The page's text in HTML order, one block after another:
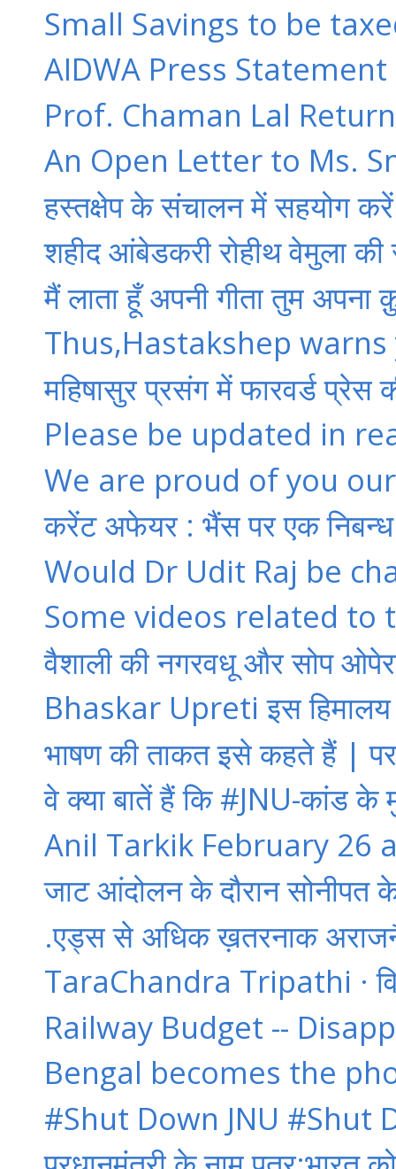
Small Savings to be
AIDWA Press
Prof. Chaman Lal
An Open Letter to Ms.
हस्तक्षेप के संचालन में सहयोग
शहीद आंबेडकरी रोहीथ वेमुला
मैं लाता हूँ अपनी गीता तुम अपना
Thus,Hastakshep
महिषासुर प्रसंग में फारवर्ड
Please be updated in
We are proud of you
करेंट अफेयर : भैंस पर एक
Would Dr Udit Raj be
Some videos related
वैशाली की नगरवधू और सोप
Bhaskar Upreti इस हिमालय
भाषण की ताकत इसे कहते हैं |
वे क्या बातें हैं कि #JNU-कांड के
Anil Tarkik February 26
जाट आंदोलन के दौरान
.एड्स से अधिक ख़तरनाक
TaraChandra Tripathi ·
Railway Budget --
Bengal becomes the
#Shut Down JNU #Shut